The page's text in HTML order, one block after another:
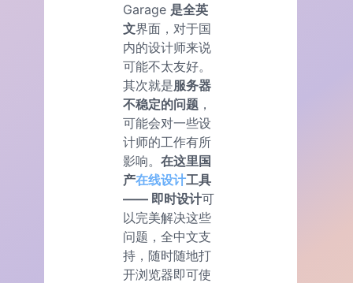
Garage 是全英
文界面，对于国
内的设计师来说
可能不太友好。
其次就是服务器
不稳定的问题 ，
可能会对一些设
计师的工作有所
影响。 在这里国
产在线设计工具
—— 即时设计可
以完美解决这些
问题，全中文支
持，随时随地打
开浏览器即可使